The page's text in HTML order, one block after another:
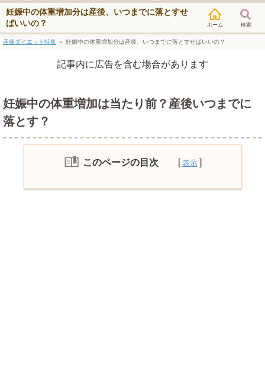
妊娠中の体重増加分は産後、いつまでに落とすせ
ばいいの？
検索
産後ダイエット特集 ＞ 妊娠中の体重増加分は産後、いつまでに落とすせばいいの？
記事内に広告を含む場合があります
妊娠中の体重増加は当たり前？産後いつまでに
落とす？
このページの目次
産後ダイエットの運動はいつから？